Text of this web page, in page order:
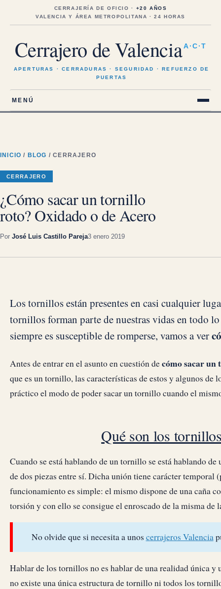
CERRAJERÍA DE OFICIO · +20 AÑOS
VALENCIA Y ÁREA METROPOLITANA · 24 HORAS
Cerrajero de Valencia A·C·T
APERTURAS · CERRADURAS · SEGURIDAD · REFUERZO DE
PUERTAS
MENÚ
INICIO / BLOG / CERRAJERO
CERRAJERO
¿Cómo sacar un tornillo
roto? Oxidado o de Acero
Por José Luis Castillo Pareja3 enero 2019
Los tornillos están presentes en casi cualquier
tornillos forman parte de nuestras vidas en todo
siempre es susceptible de romperse, vamos a ver
Antes de entrar en el asunto en cuestión decómo sacar
que es un tornillo, las características de estos y algunos de
práctico el modo de poder sacar un tornillo cuando el
Qué son los
Cuando se está hablando de un tornillo se está hablando
de dos piezas entre sí. Dicha unión tiene carácter
funcionamiento es simple: el mismo dispone de una caña
torsión y con ello se consigue el enroscado de la misma de
No olvide que si necesita a unos cerrajeros Valencia
Hablar de los tornillos no es hablar de una realidad única
no existe una única estructura de tornillo ni todos los